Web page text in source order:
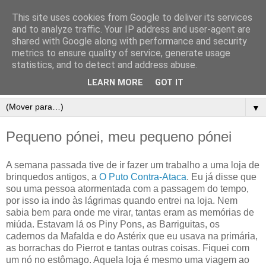
▼
Pequeno pónei, meu pequeno pónei
A semana passada tive de ir fazer um trabalho a uma loja de
brinquedos antigos, a O Puto Contra-Ataca. Eu já disse que
sou uma pessoa atormentada com a passagem do tempo,
por isso ia indo às lágrimas quando entrei na loja. Nem
sabia bem para onde me virar, tantas eram as memórias de
miúda. Estavam lá os Piny Pons, as Barriguitas, os
cadernos da Mafalda e do Astérix que eu usava na primária,
as borrachas do Pierrot e tantas outras coisas. Fiquei com
um nó no estômago. Aquela loja é mesmo uma viagem ao
This site uses cookies from Google to deliver its services
and to analyze traffic. Your IP address and user-agent are
shared with Google along with performance and security
metrics to ensure quality of service, generate usage
statistics, and to detect and address abuse.
LEARN MORE GOT IT